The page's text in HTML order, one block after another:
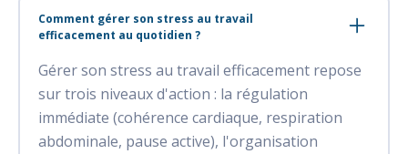
Comment gérer son stress au travail
efficacement au quotidien ?
Gérer son stress au travail efficacement repose
sur trois niveaux d'action : la régulation
immédiate (cohérence cardiaque, respiration
abdominale, pause active), l'organisation